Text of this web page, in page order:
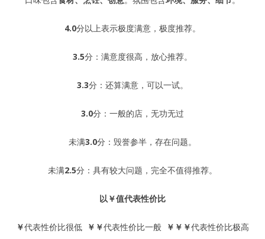
4.0分以上表示极度满意，极度推荐。
3.5分：满意度很高，放心推荐。
3.3分：还算满意，可以一试。
3.0分：一般的店，无功无过
未满3.0分：毁誉参半，存在问题。
未满2.5分：具有较大问题，完全不值得推荐。
以￥值代表性价比
￥代表性价比很低 ￥￥代表性价比一般 ￥￥￥代表性价比极高